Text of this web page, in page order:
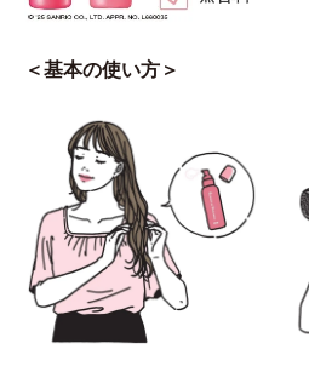
＜基本の使い方＞